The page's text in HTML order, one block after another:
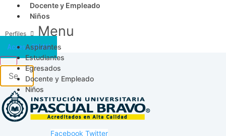
Docente y Empleado
Niños
Menu
Aspirantes
Estudiantes
Egresados
Docente y Empleado
Niños
Acceso SICAU
Facebook Twitter